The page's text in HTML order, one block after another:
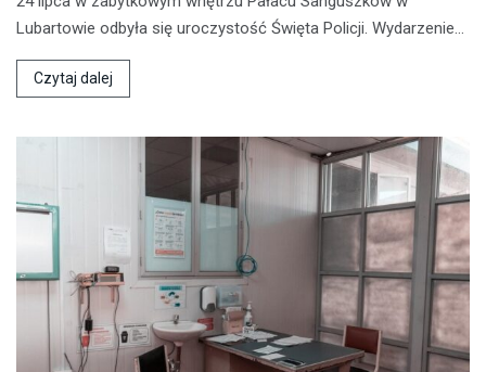
Lubartowie odbyła się uroczystość Święta Policji. Wydarzenie…
Czytaj dalej